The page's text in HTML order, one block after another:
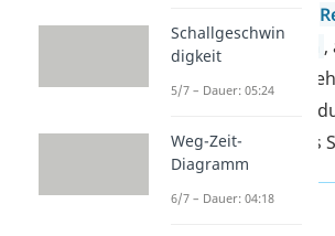
Eigenfrequenzen
,
schwingt. Eine
kannst du bspw.
Einspannen eines
Merke
Schallgeschwin
digkeit
5/7 – Dauer: 05:24
Weg-Zeit-
Diagramm
6/7 – Dauer: 04:18